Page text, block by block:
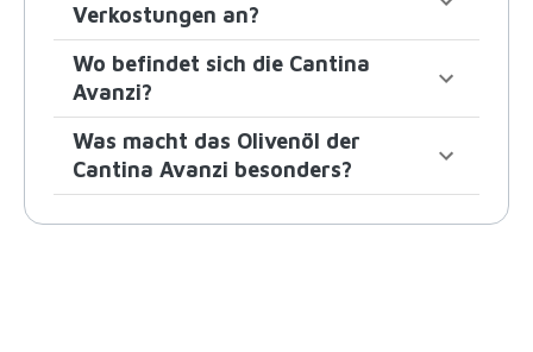
Verkostungen an?
Wo befindet sich die Cantina
Avanzi?
Was macht das Olivenöl der
Cantina Avanzi besonders?